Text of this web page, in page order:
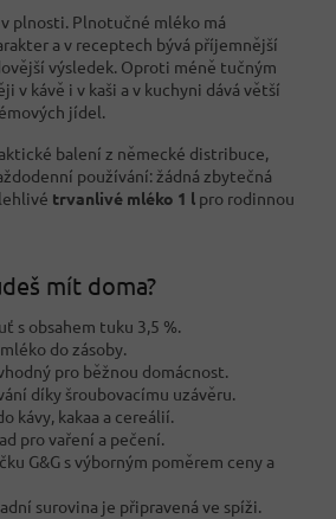
plnosti. Plnotučné mléko má
a v receptech bývá příjemnější
výsledek. Oproti méně tučným
v kávě i v kaši a v kuchyni dává větší
jídel.
balení z německé distribuce,
používání: žádná zbytečná
trvanlivé mléko 1 l pro rodinnou
mít doma?
s obsahem tuku 3,5 %.
do zásoby.
pro běžnou domácnost.
díky šroubovacímu uzávěru.
kávy, kakaa a cereálií.
pro vaření a pečení.
G&G s výborným poměrem ceny a
surovina je připravená ve spíži.